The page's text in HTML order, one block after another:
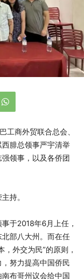
工商外贸联合总会、
腓总领事严宇清举
领事，以及各侨团
持。
于2018年6月上任，
部八大州。而在任
外交为民”的原则，
努力提高中国侨民
布哥州议会给中国